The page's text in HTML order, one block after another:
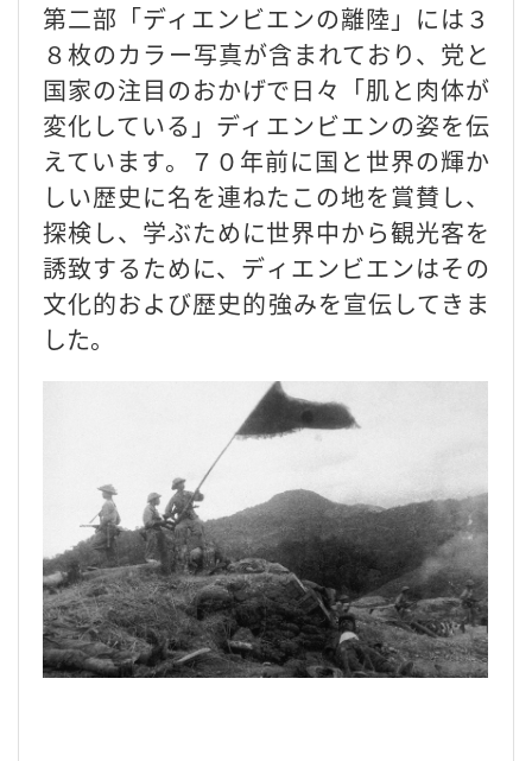
第二部「ディエンビエンの離陸」 には３
８枚のカラー写真が含まれており、党と
国家の注目のおかげで日々「肌と肉体が
変化している」ディエンビエンの姿を伝
えています。７０年前に国と世界の輝か
しい歴史に名を連ねたこの地を賞賛し、
探検し、学ぶために世界中から観光客を
誘致するために、ディエンビエンはその
文化的および歴史的強みを宣伝してきま
した。